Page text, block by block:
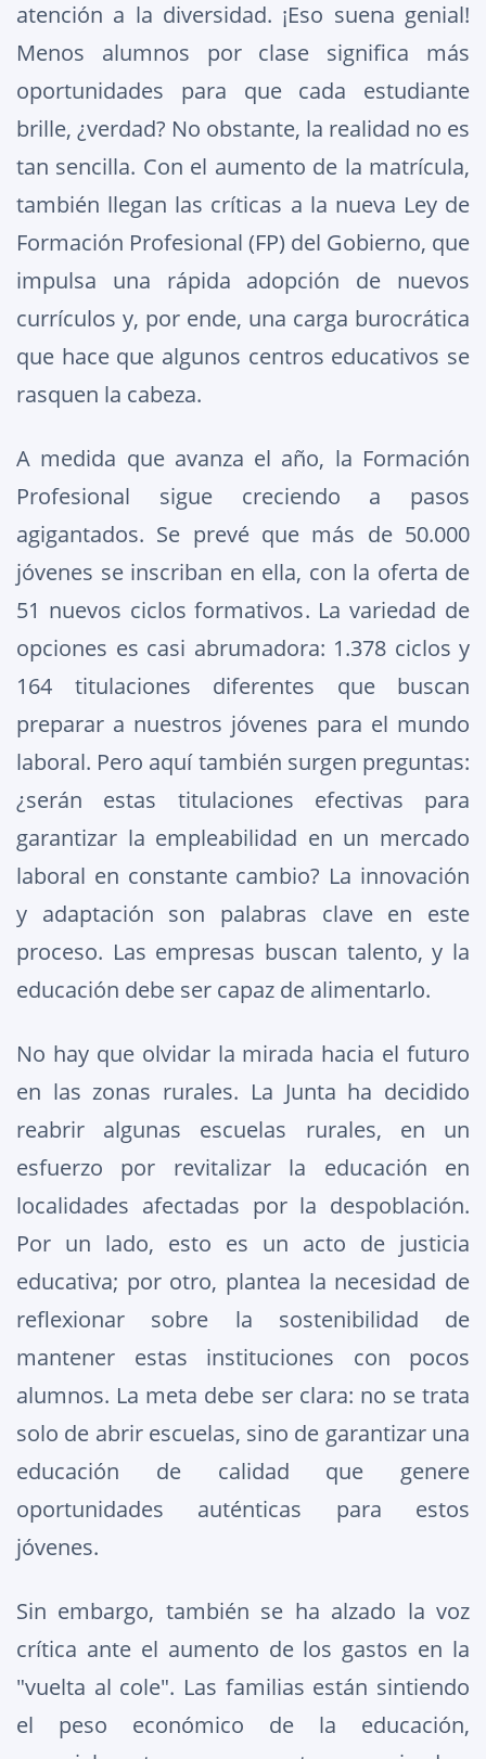
atención a la diversidad. ¡Eso suena genial!
Menos alumnos por clase significa más
oportunidades para que cada estudiante
brille, ¿verdad? No obstante, la realidad no es
tan sencilla. Con el aumento de la matrícula,
también llegan las críticas a la nueva Ley de
Formación Profesional (FP) del Gobierno, que
impulsa una rápida adopción de nuevos
currículos y, por ende, una carga burocrática
que hace que algunos centros educativos se
rasquen la cabeza.
A medida que avanza el año, la Formación
Profesional sigue creciendo a pasos
agigantados. Se prevé que más de 50.000
jóvenes se inscriban en ella, con la oferta de
51 nuevos ciclos formativos. La variedad de
opciones es casi abrumadora: 1.378 ciclos y
164 titulaciones diferentes que buscan
preparar a nuestros jóvenes para el mundo
laboral. Pero aquí también surgen preguntas:
¿serán estas titulaciones efectivas para
garantizar la empleabilidad en un mercado
laboral en constante cambio? La innovación
y adaptación son palabras clave en este
proceso. Las empresas buscan talento, y la
educación debe ser capaz de alimentarlo.
No hay que olvidar la mirada hacia el futuro
en las zonas rurales. La Junta ha decidido
reabrir algunas escuelas rurales, en un
esfuerzo por revitalizar la educación en
localidades afectadas por la despoblación.
Por un lado, esto es un acto de justicia
educativa; por otro, plantea la necesidad de
reflexionar sobre la sostenibilidad de
mantener estas instituciones con pocos
alumnos. La meta debe ser clara: no se trata
solo de abrir escuelas, sino de garantizar una
educación de calidad que genere
oportunidades auténticas para estos
jóvenes.
Sin embargo, también se ha alzado la voz
crítica ante el aumento de los gastos en la
"vuelta al cole". Las familias están sintiendo
el peso económico de la educación,